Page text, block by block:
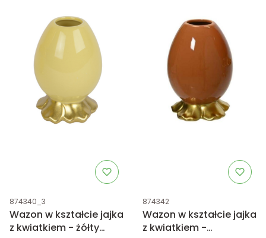
Kod produktu
874340_3
Wazon w kształcie jajka
z kwiatkiem - żółty
Kod produktu
874342
Wazon w kształcie jajka
z kwiatkiem -